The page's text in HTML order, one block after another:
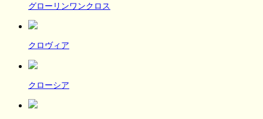
グローリンワンクロス
クロヴィア
クローシア